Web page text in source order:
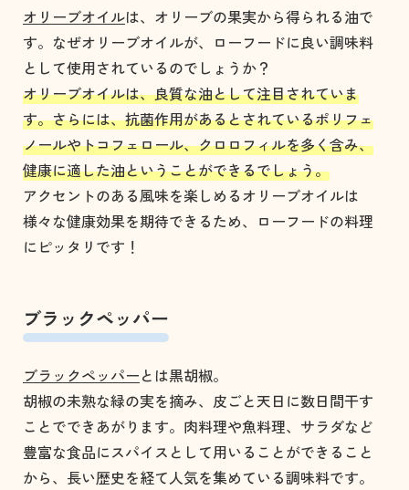
オリーブオイルは、オリーブの果実から得られる油で
す。なぜオリーブオイルが、ローフードに良い調味料
として使用されているのでしょうか？
オリーブオイルは、良質な油として注目されていま
す。さらには、抗菌作用があるとされているポリフェ
ノールやトコフェロール、クロロフィルを多く含み、
健康に適した油ということができるでしょう。
アクセントのある風味を楽しめるオリーブオイルは
様々な健康効果を期待できるため、ローフードの料理
にピッタリです！
ブラックペッパー
ブラックペッパーとは黒胡椒。
胡椒の未熟な緑の実を摘み、皮ごと天日に数日間干す
ことでできあがります。肉料理や魚料理、サラダなど
豊富な食品にスパイスとして用いることができること
から、長い歴史を経て人気を集めている調味料です。